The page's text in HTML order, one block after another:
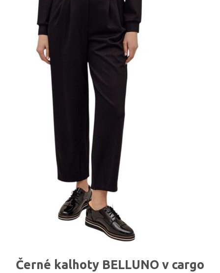
Černé kalhoty BELLUNO v cargo